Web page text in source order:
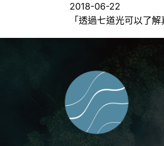
2018-06-22
「透過七道光可以了